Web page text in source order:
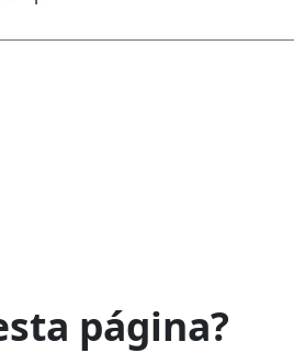
página?